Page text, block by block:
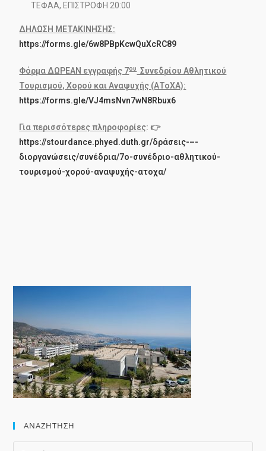
ΤΕΦΑΑ, ΕΠΙΣΤΡΟΦΗ 20:00
ΔΗΛΩΣΗ ΜΕΤΑΚΙΝΗΣΗΣ:
https://forms.gle/6w8PBpKcwQuXcRC89
Φόρμα ΔΩΡΕΑΝ εγγραφής 7ουΣυνεδρίου Αθλητικού
Τουρισμού, Χορού και Αναψυχής (ΑΤοΧΑ):
https://forms.gle/VJ4msNvn7wN8Rbux6
Για περισσότερες πληροφορίες: 👉
https://stourdance.phyed.duth.gr/δράσεις-–-
διοργανώσεις/συνέδρια/7ο-συνέδριο-αθλητικού-
τουρισμού-χορού-αναψυχής-ατοχα/
ΑΝΑΖΉΤΗΣΗ